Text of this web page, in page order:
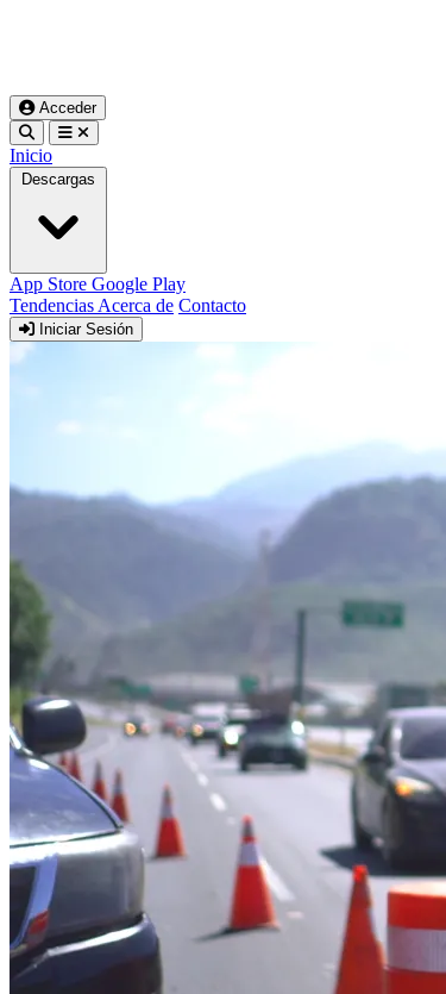
Acceder
Inicio
Descargas
App Store Google Play
Tendencias Acerca de Contacto
Iniciar Sesión